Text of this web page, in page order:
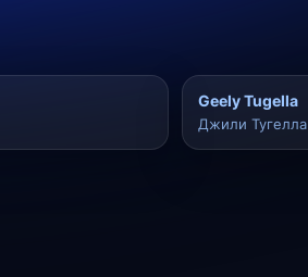
Geely Tugella
Джили Тугелла